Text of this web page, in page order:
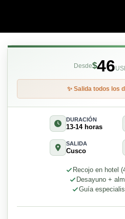
Desde$46
✨ Salida todos los
DURACIÓN
13-14 horas
SALIDA
Cusco
Recojo en hotel
Desayuno +
Guía